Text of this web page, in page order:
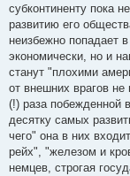
субконтиненту пока
развитию его
неизбежно попадает
экономически, но и
станут "плохими
от внешних врагов
(!) раза побежденной
десятку самых
чего" она в них
рейх", "железом и
немцев, строгая